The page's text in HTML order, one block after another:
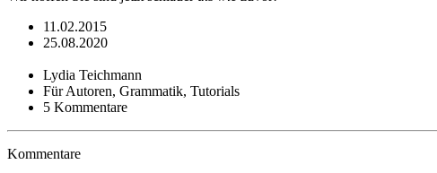
11.02.2015
25.08.2020
Lydia Teichmann
Für Autoren, Grammatik, Tutorials
5 Kommentare
Kommentare